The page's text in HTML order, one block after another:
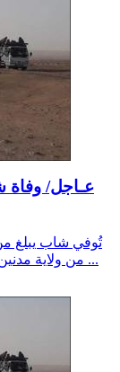
عـاجل/ وفاة
من ولاية مدنين متأثرا بإصابته رغم المحاولات التي بذلت من ال ...